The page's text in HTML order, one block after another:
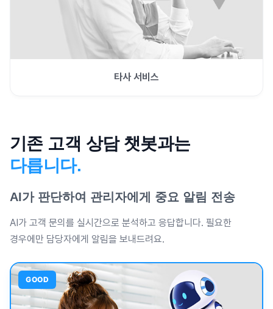
타사 서비스
기존 고객 상담 챗봇과는
다릅니다.
AI가 판단하여 관리자에게 중요 알림 전송
AI가 고객 문의를 실시간으로 분석하고 응답합니다. 필요한
경우에만 담당자에게 알림을 보내드려요.